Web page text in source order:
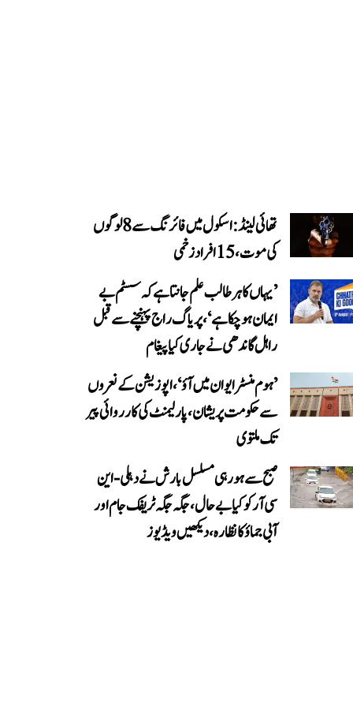
تھائی لینڈ: اسکول میں فائرنگ سے 8 لوگوں
کی موت، 15 افراد زخمی
’یہاں کا ہر طالب علم جانتا ہے کہ سسٹم بے
ایمان ہو چکا ہے‘، پریاگ راج پہنچنے سے قبل
راہل گاندھی نے جاری کیا پیغام
’ہوم منسٹر ایوان میں آؤ‘، اپوزیشن کے نعروں
سے حکومت پریشان، پارلیمنٹ کی کارروائی پیر
تک ملتوی
صبح سے ہو رہی مسلسل بارش نے دہلی-این
سی آر کو کیا بے حال، جگہ جگہ ٹریفک جام اور
آبی جماؤ کا نظارہ، دیکھیں ویڈیوز